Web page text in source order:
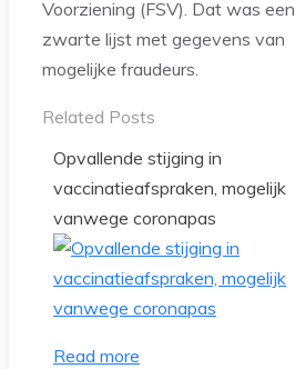
Voorziening (FSV). Dat was een
zwarte lijst met gegevens van
mogelijke fraudeurs.
Related Posts
Opvallende stijging in
vaccinatieafspraken, mogelijk
vanwege coronapas
Read more